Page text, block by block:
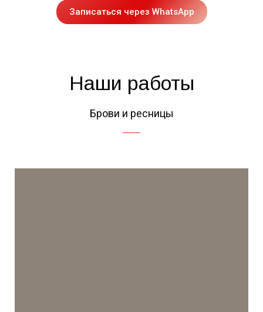
Записаться через WhatsApp
Наши работы
Брови и ресницы